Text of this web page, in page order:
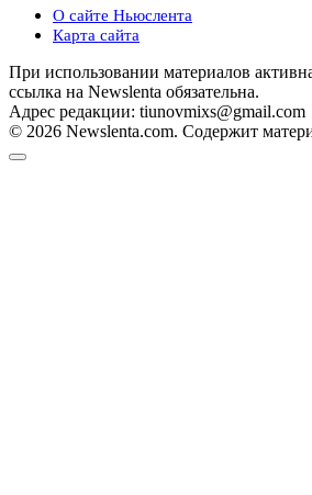
О сайте Ньюслента
Карта сайта
При использовании материалов
ссылка на Newslenta обязательна.
Адрес редакции: tiunovmixs@gmail.com
© 2026 Newslenta.com. Содержит